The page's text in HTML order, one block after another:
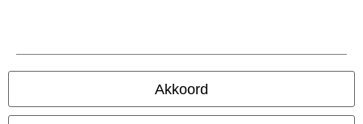
Akkoord
Alle prijzen incl.wettelijke BTW
© 1986-2026 Large Popmerchandising BV